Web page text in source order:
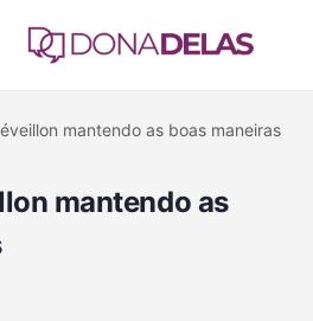
mantendo as boas maneiras
mantendo as